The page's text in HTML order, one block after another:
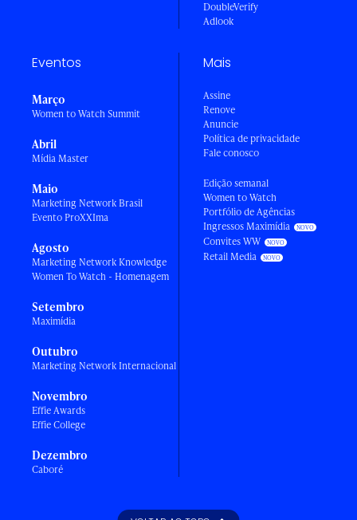
DoubleVerify
Adlook
Eventos
Março
Women to Watch Summit
Abril
Mídia Master
Maio
Marketing Network Brasil
Evento ProXXIma
Agosto
Marketing Network Knowledge
Women To Watch - Homenagem
Setembro
Maximídia
Outubro
Marketing Network Internacional
Novembro
Effie Awards
Effie College
Dezembro
Caboré
Mais
Assine
Renove
Anuncie
Política de privacidade
Fale conosco
Edição semanal
Women to Watch
Portfólio de Agências
Ingressos Maximídia
Convites WW
Retail Media